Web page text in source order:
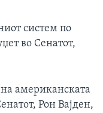
систем по
во Сенатот,
на американската
Рон Вајден,